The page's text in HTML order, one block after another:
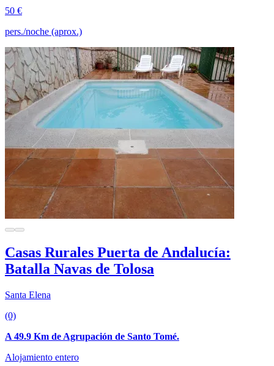
50 €
pers./noche (aprox.)
Casas Rurales Puerta de Andalucía:
Batalla Navas de Tolosa
Santa Elena
(0)
A 49.9 Km de Agrupación de Santo Tomé.
Alojamiento entero